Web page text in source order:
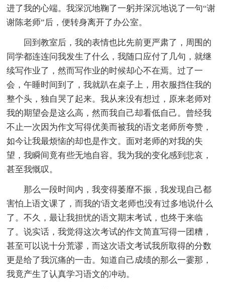
进了我的心端。我深沉地鞠了一躬并深沉地说了一句“谢
谢陈老师”后，便转身离开了办公室。
回到教室后，我的表情也比先前更严肃了，周围的
同学都连连问我发生了什么，我随口应付了几句，就继
续写作业了，然而写作业的时候却心不在焉。过了一
会，午睡时间到了，我就趴在桌子上，用衣服挡住我的
整个头，独自哭了起来。我从来没有想过，原来老师对
我的期望会是这么高，然而我自己却看低自己。曾经我
不止一次因为作文写得优美而被我的语文老师所夸赞，
如今让我最烦恼的却也是作文。面对老师的对我的失
望，我瞬间竟有些无地自容。我为我的变化感到悲哀，
甚至我慨叹。
那么一段时间内，我变得萎靡不振，我发现自己都
害怕上语文课了，而我的'语文老师也没有过多地说什么
了。不久，最让我担忧的语文期末考试，也终于来临
了。说实话，我觉得这次考试的作文简直写得一团糟，
甚至可以说十分荒谬，而这次语文考试我所取得的分数
更是给了我沉痛的一击。知道自己成绩的那么一霎那，
我竟产生了认真学习语文的冲动。